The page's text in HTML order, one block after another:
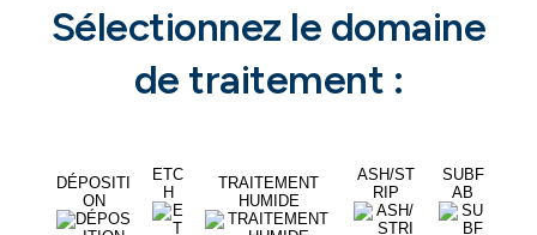
Sélectionnez le domaine
de traitement :
DÉPOSITI
ON
ETC
H
TRAITEMENT
HUMIDE
ASH/ST
RIP
SUBF
AB